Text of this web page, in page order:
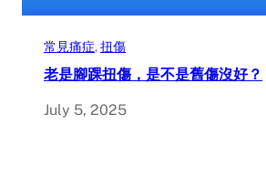
常見痛症, 扭傷
老是腳踝扭傷，是不是舊傷沒好？
July 5, 2025